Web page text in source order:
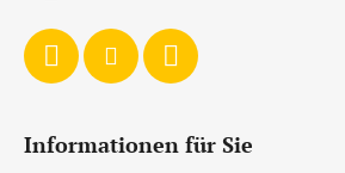
Informationen für Sie